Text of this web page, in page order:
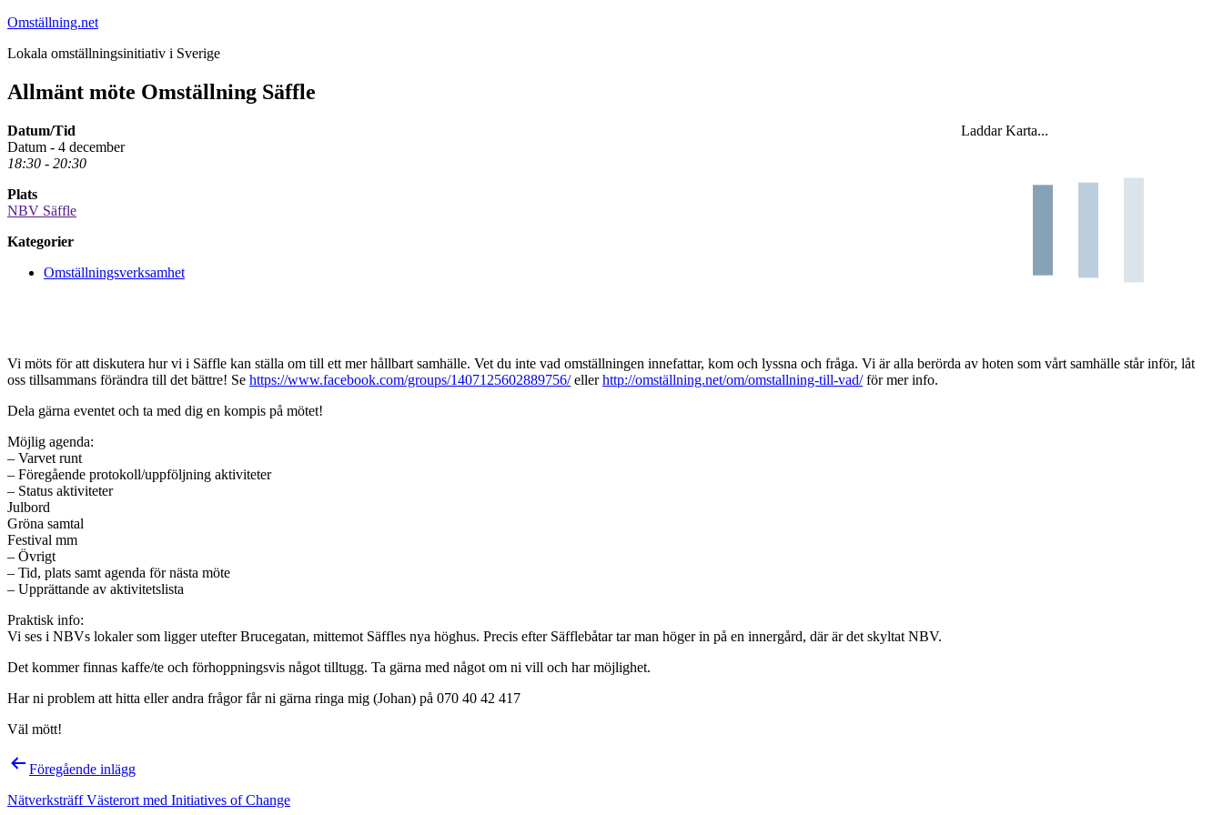
Hoppa
innehåll
Omställning.net
Lokala omställningsinitiativ i Sverige
Allmänt möte Omställning Säffle
Laddar Karta...
Datum/Tid
Datum - 4 december
18:30 - 20:30
Plats
NBV Säffle
Kategorier
Omställningsverksamhet
Vi möts för att diskutera hur vi i Säffle kan ställa om till ett mer hållbart samhälle. Vet du inte vad omställningen innefattar, kom och lyssna och fråga. Vi är alla berörda av hoten som vårt samhälle står inför, låt
oss tillsammans förändra till det bättre! Se https://www.facebook.com/groups/1407125602889756/ellerhttp://omställning.net/om/omstallning-till-vad/för mer info.
Dela gärna eventet och ta med dig en kompis på mötet!
Möjlig agenda:
– Varvet runt
– Föregående protokoll/uppföljning aktiviteter
– Status aktiviteter
Julbord
Gröna samtal
Festival mm
– Övrigt
– Tid, plats samt agenda för nästa möte
– Upprättande av aktivitetslista
Praktisk info:
Vi ses i NBVs lokaler som ligger utefter Brucegatan, mittemot Säffles nya höghus. Precis efter Säfflebåtar tar man höger in på en innergård, där är det skyltat NBV.
Det kommer finnas kaffe/te och förhoppningsvis något tilltugg. Ta gärna med något om ni vill och har möjlighet.
Har ni problem att hitta eller andra frågor får ni gärna ringa mig (Johan) på 070 40 42 417
Väl mött!
Inläggsnavigering
Föregående inlägg
Nätverksträff Västerort med Initiatives of Change